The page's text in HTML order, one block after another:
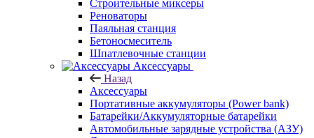
Строительные миксеры
Реноваторы
Паяльная станция
Бетоносмеситель
Шпатлевочные станции
Аксессуары
Назад
Аксессуары
Портативные аккумуляторы (Power bank)
Батарейки/Аккумуляторные батарейки
Автомобильные зарядные устройства (АЗУ)